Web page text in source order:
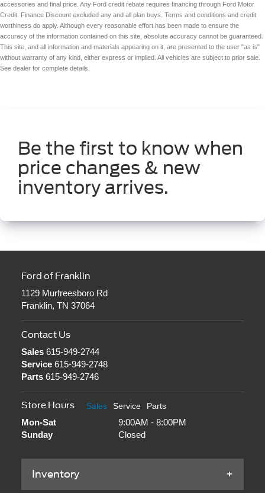
accessories and final price. Any Ford credit rebate requires financing through Ford Motor
Credit. Finance Discount excluded any and all plan buys. Terms and conditions and credit
worthiness do apply. Although every reasonable effort has been made to ensure the
accuracy of the information contained on this site, absolute accuracy cannot be guaranteed.
This site, and all information and materials appearing on it, are presented to the user "as is"
without warranty of any kind, either express or implied. All vehicles are subject to prior sale.
See dealer for complete details.
Be the first to know when
price changes & new
inventory arrives.
Ford of Franklin
1129 Murfreesboro Rd
Franklin, TN 37064
Contact Us
Sales615-949-2744
Service615-949-2748
Parts615-949-2746
Store Hours Sales Service Parts
Mon-Sat
9:00AM - 8:00PM
Sunday
Closed
Inventory